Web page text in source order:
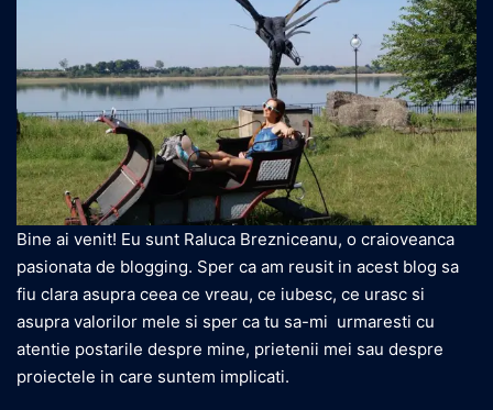
Bine ai venit! Eu sunt Raluca Brezniceanu, o craioveanca
pasionata de blogging. Sper ca am reusit in acest blog sa
fiu clara asupra ceea ce vreau, ce iubesc, ce urasc si
asupra valorilor mele si sper ca tu sa-mi urmaresti cu
atentie postarile despre mine, prietenii mei sau despre
proiectele in care suntem implicati.